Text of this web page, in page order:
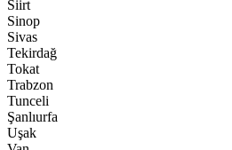
Siirt
Sinop
Sivas
Tekirdağ
Tokat
Trabzon
Tunceli
Şanlıurfa
Uşak